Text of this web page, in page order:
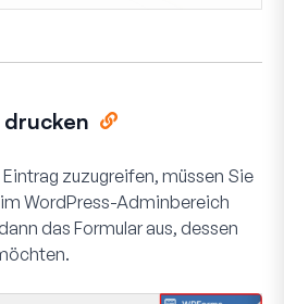
drucken
zuzugreifen, müssen Sie
im WordPress-Adminbereich
das Formular aus, dessen